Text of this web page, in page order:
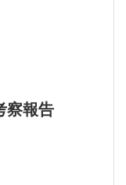
察報告